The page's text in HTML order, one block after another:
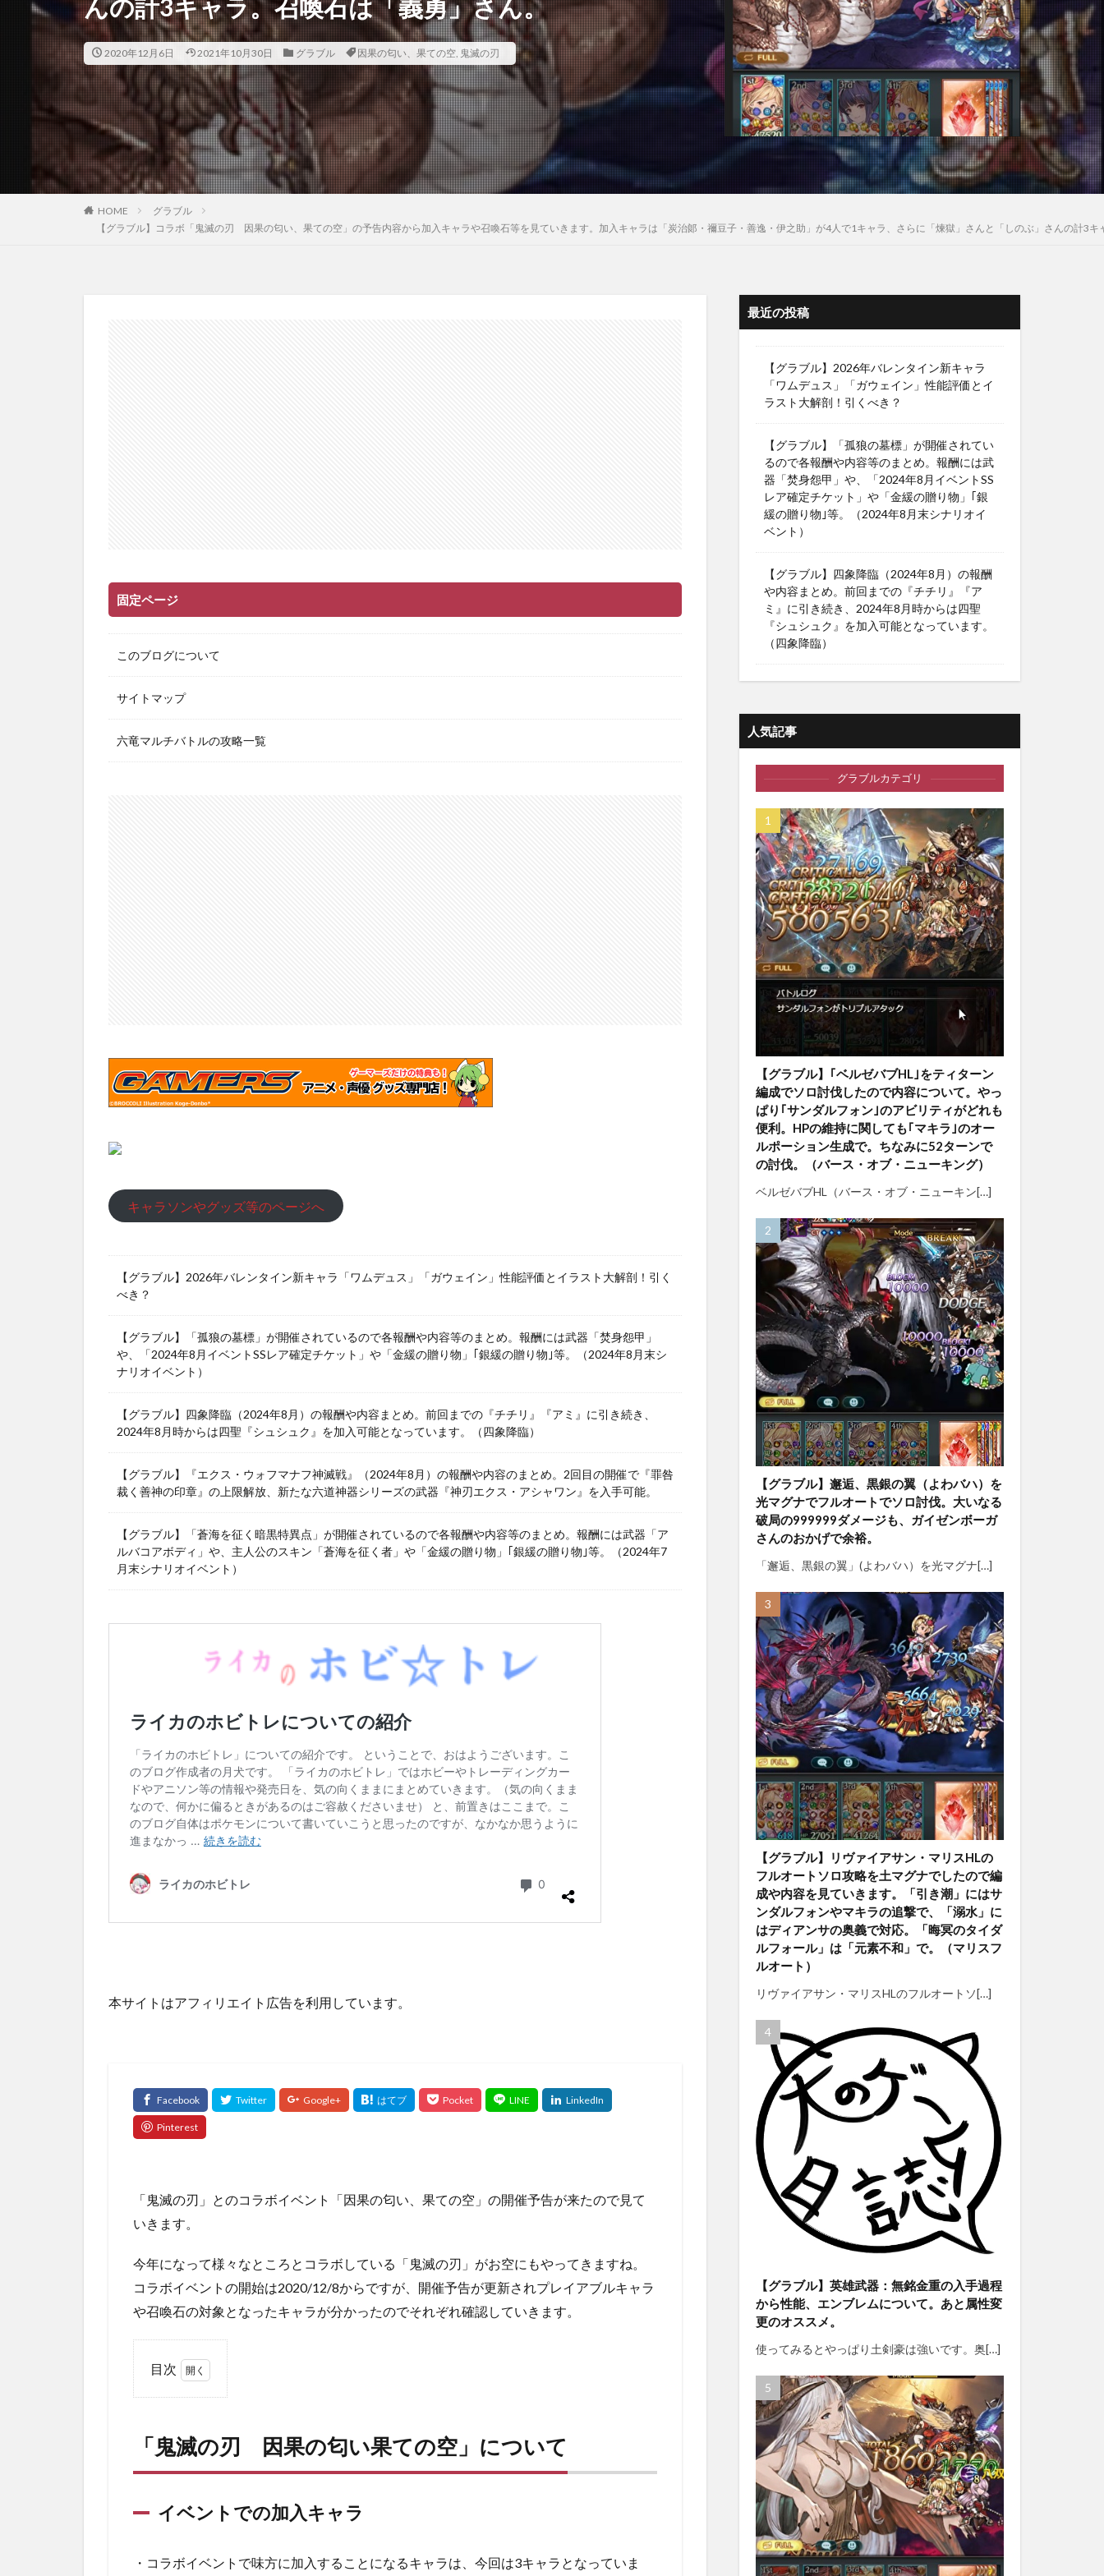
んの計3キャラ。召喚石は「義勇」さん。
2020年12月6日 2021年10月30日 グラブル 因果の匂い、果ての空, 鬼滅の刃
HOME
グラブル
【グラブル】コラボ「鬼滅の刃 因果の匂い、果ての空」の予告内容から加入キャラや召喚石等を見ていきます。加入キャラは「炭治郞・禰豆子・善逸・伊之助」が4人で1キャラ、さらに「煉獄」さんと「しのぶ」さんの計3キ
固定ページ
このブログについて
サイトマップ
六竜マルチバトルの攻略一覧
キャラソンやグッズ等のページへ
【グラブル】2026年バレンタイン新キャラ「ワムデュス」「ガウェイン」性能評価とイラスト大解剖！引く
べき？
【グラブル】「孤狼の墓標」が開催されているので各報酬や内容等のまとめ。報酬には武器「焚身怨甲」
や、「2024年8月イベントSSレア確定チケット」や「金緩の贈り物」｢銀緩の贈り物｣等。（2024年8月末シ
ナリオイベント）
【グラブル】四象降臨（2024年8月）の報酬や内容まとめ。前回までの『チチリ』『アミ』に引き続き、
2024年8月時からは四聖『シュシュク』を加入可能となっています。（四象降臨）
【グラブル】『エクス・ウォフマナフ神滅戦』（2024年8月）の報酬や内容のまとめ。2回目の開催で『罪咎
裁く善神の印章』の上限解放、新たな六道神器シリーズの武器『神刃エクス・アシャワン』を入手可能。
【グラブル】「蒼海を征く暗黒特異点」が開催されているので各報酬や内容等のまとめ。報酬には武器「ア
ルバコアボディ」や、主人公のスキン「蒼海を征く者」や「金緩の贈り物」｢銀緩の贈り物｣等。（2024年7
月末シナリオイベント）
本サイトはアフィリエイト広告を利用しています。
「鬼滅の刃」とのコラボイベント「因果の匂い、果ての空」の開催予告が来たので見て
いきます。
今年になって様々なところとコラボしている「鬼滅の刃」がお空にもやってきますね。
コラボイベントの開始は2020/12/8からですが、開催予告が更新されプレイアブルキャラ
や召喚石の対象となったキャラが分かったのでそれぞれ確認していきます。
目次
刃
ての
いて
「鬼滅の刃 因果の匂い果ての空」について
イベントでの加入キャラ
・コラボイベントで味方に加入することになるキャラは、今回は3キャラとなっていま
最近の投稿
【グラブル】2026年バレンタイン新キャラ
「ワムデュス」「ガウェイン」性能評価とイ
ラスト大解剖！引くべき？
【グラブル】「孤狼の墓標」が開催されてい
るので各報酬や内容等のまとめ。報酬には武
器「焚身怨甲」や、「2024年8月イベントSS
レア確定チケット」や「金緩の贈り物」｢銀
緩の贈り物｣等。（2024年8月末シナリオイ
ベント）
【グラブル】四象降臨（2024年8月）の報酬
や内容まとめ。前回までの『チチリ』『ア
ミ』に引き続き、2024年8月時からは四聖
『シュシュク』を加入可能となっています。
（四象降臨）
人気記事
グラブルカテゴリ
【グラブル】｢ベルゼバブHL｣をティターン
編成でソロ討伐したので内容について。やっ
ぱり｢サンダルフォン｣のアビリティがどれも
便利。HPの維持に関しても｢マキラ｣のオー
ルポーション生成で。ちなみに52ターンで
の討伐。（バース・オブ・ニューキング）
ベルゼバブHL（バース・オブ・ニューキン[…]
【グラブル】邂逅、黒銀の翼（よわバハ）を
光マグナでフルオートでソロ討伐。大いなる
破局の999999ダメージも、ガイゼンボーガ
さんのおかげで余裕。
「邂逅、黒銀の翼」(よわバハ）を光マグナ[…]
【グラブル】リヴァイアサン・マリスHLの
フルオートソロ攻略を土マグナでしたので編
成や内容を見ていきます。「引き潮」にはサ
ンダルフォンやマキラの追撃で、「溺水」に
はディアンサの奥義で対応。「晦冥のタイダ
ルフォール」は「元素不和」で。（マリスフ
ルオート）
リヴァイアサン・マリスHLのフルオートソ[…]
【グラブル】英雄武器：無銘金重の入手過程
から性能、エンブレムについて。あと属性変
更のオススメ。
使ってみるとやっぱり土剣豪は強いです。奥[…]